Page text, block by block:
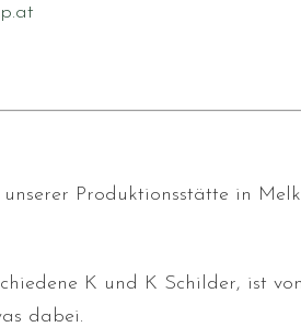
Produktionsstätte in
K und K Schilder, ist
dabei.